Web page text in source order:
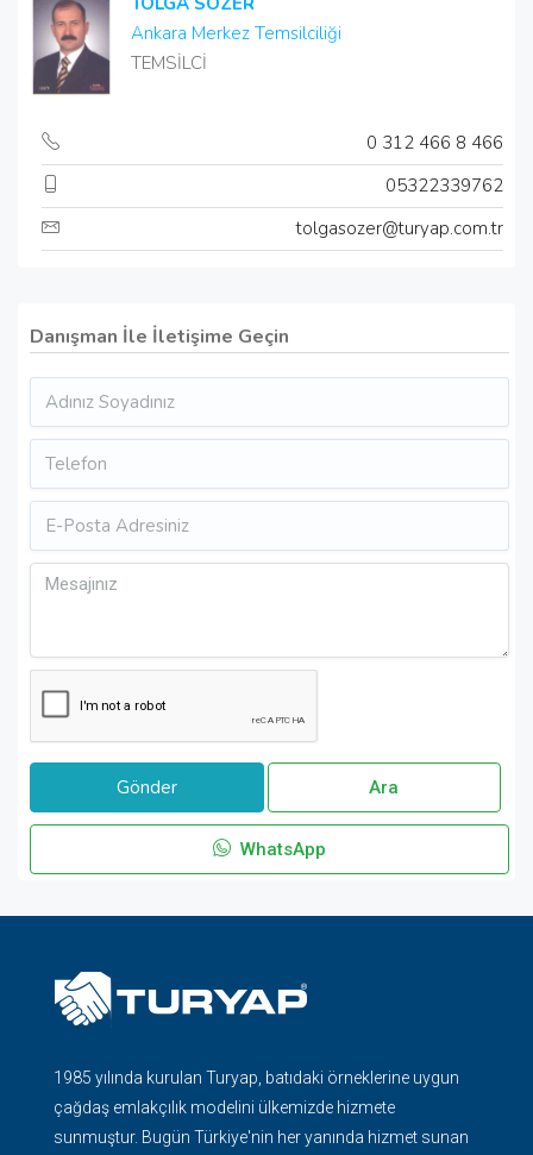
Ankara Merkez Temsilciliği
TEMSİLCİ
0 312 466 8 466
05322339762
tolgasozer@turyap.com.tr
Danışman İle İletişime Geçin
Ara
WhatsApp
1985 yılında kurulan Turyap, batıdaki örneklerine uygun
çağdaş emlakçılık modelini ülkemizde hizmete
sunmuştur. Bugün Türkiye'nin her yanında hizmet sunan